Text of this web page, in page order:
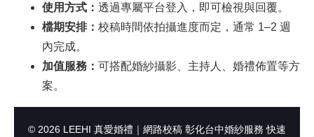
使用方式： 透過專屬平台登入，即可檢視與回覆。
檔期安排： 校稿時間依拍攝進度而定，通常 1–2 週
內完成。
加值服務： 可搭配婚紗攝影、主持人、婚禮佈置等方
案。
© 2026 LEEHI 真愛婚禮｜網路校稿 彰化台中婚紗服務 快速